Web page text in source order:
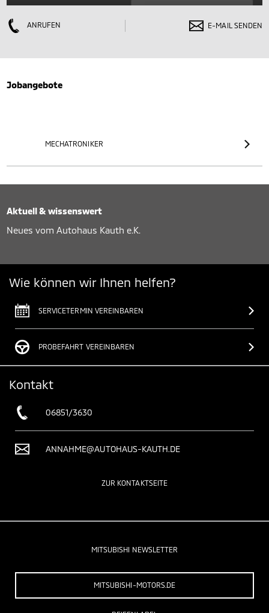
ANRUFEN E-MAIL SENDEN
Jobangebote
MECHATRONIKER
Aktuell & wissenswert
Neues vom Autohaus Kauth e.K.
Wie können wir Ihnen helfen?
SERVICETERMIN VEREINBAREN
PROBEFAHRT VEREINBAREN
Kontakt
06851/3630
ANNAHME@AUTOHAUS-KAUTH.DE
ZUR KONTAKTSEITE
MITSUBISHI NEWSLETTER
MITSUBISHI-MOTORS.DE